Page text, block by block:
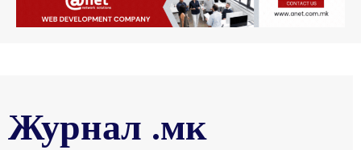
Журнал .мк